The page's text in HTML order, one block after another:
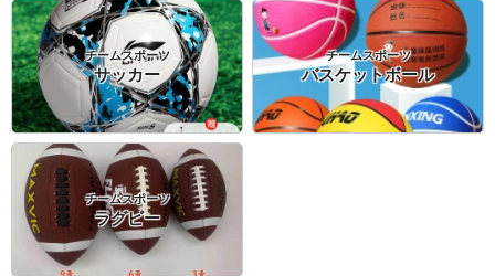
チームスポーツ
サッカー
チームスポーツ
バスケットボール
チームスポーツ
ラグビー